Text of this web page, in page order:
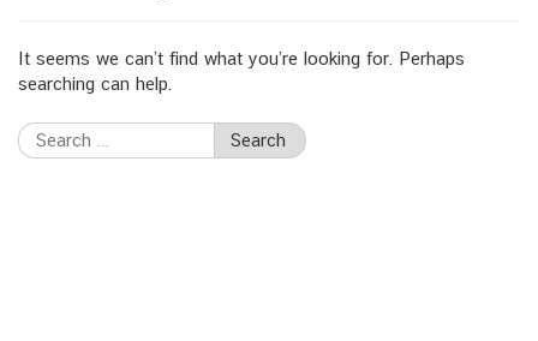
It seems we can’t find what you’re looking for. Perhaps
searching can help.
Search
for: